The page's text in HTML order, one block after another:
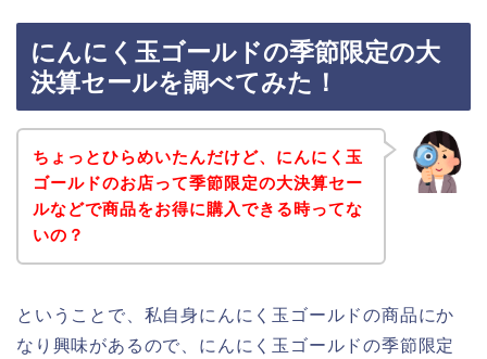
にんにく玉ゴールドの季節限定の大
決算セールを調べてみた！
ちょっとひらめいたんだけど、にんにく玉
ゴールドのお店って季節限定の大決算セー
ルなどで商品をお得に購入できる時ってな
いの？
ということで、私自身にんにく玉ゴールドの商品にか
なり興味があるので、にんにく玉ゴールドの季節限定